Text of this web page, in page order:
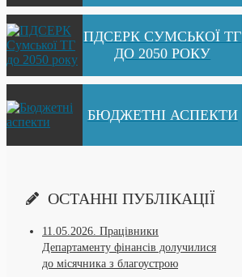
ПДСЕРК СУМСЬКОЇ ТГ
ДО 2050 РОКУ
БЮДЖЕТНІ АСПЕКТИ
ОСТАННІ ПУБЛІКАЦІЇ
11.05.2026. Працівники
Департаменту фінансів долучилися
до місячника з благоустрою